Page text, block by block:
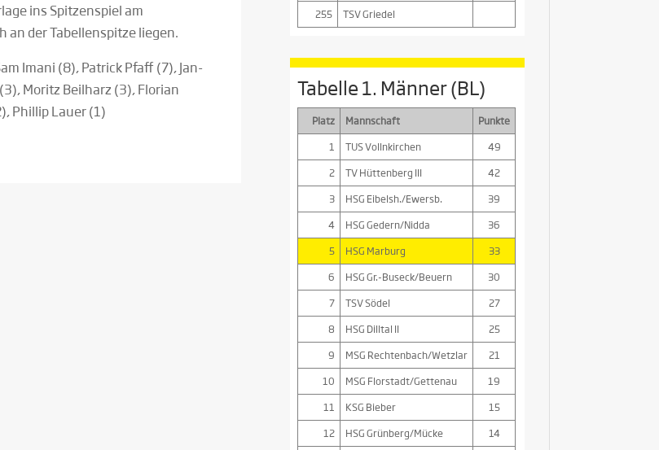
ins Spitzenspiel am
an der Tabellenspitze liegen.
Imani (8), Patrick Pfaff (7), Jan-
Moritz Beilharz (3), Florian
Phillip Lauer (1)
255
TSV Griedel
Tabelle 1. Männer (BL)
Platz Mannschaft
Punkte
1
TUS Vollnkirchen
49
2
TV Hüttenberg III
42
3
HSG Eibelsh./Ewersb.
39
4
HSG Gedern/Nidda
36
5
HSG Marburg
33
6
HSG Gr.-Buseck/Beuern
30
7
TSV Södel
27
8
HSG Dilltal II
25
9
MSG Rechtenbach/Wetzlar
21
10
MSG Florstadt/Gettenau
19
11
KSG Bieber
15
12
HSG Grünberg/Mücke
14